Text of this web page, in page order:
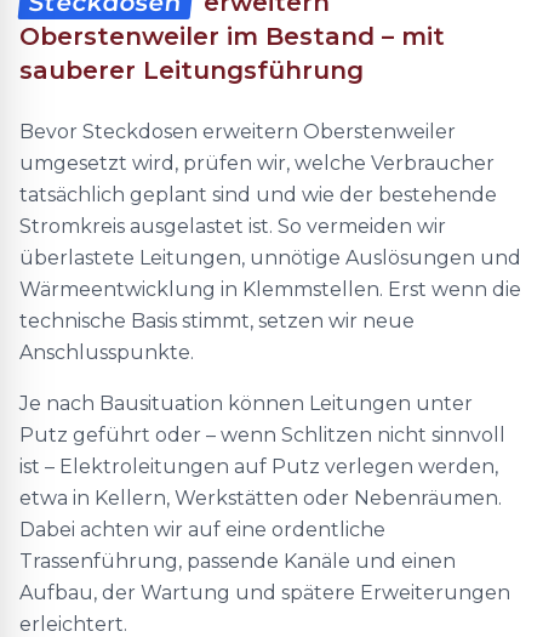
Oberstenweiler im Bestand – mit
sauberer Leitungsführung
Bevor Steckdosen erweitern Oberstenweiler
umgesetzt wird, prüfen wir, welche Verbraucher
tatsächlich geplant sind und wie der bestehende
Stromkreis ausgelastet ist. So vermeiden wir
überlastete Leitungen, unnötige Auslösungen und
Wärmeentwicklung in Klemmstellen. Erst wenn die
technische Basis stimmt, setzen wir neue
Anschlusspunkte.
Je nach Bausituation können Leitungen unter
Putz geführt oder – wenn Schlitzen nicht sinnvoll
ist – Elektroleitungen auf Putz verlegen werden,
etwa in Kellern, Werkstätten oder Nebenräumen.
Dabei achten wir auf eine ordentliche
Trassenführung, passende Kanäle und einen
Aufbau, der Wartung und spätere Erweiterungen
erleichtert.